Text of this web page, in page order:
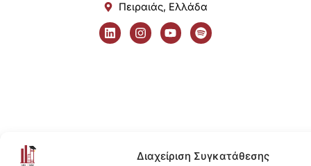
Διαχείριση Συγκατάθεσης
Πειραιάς, Ελλάδα
L
i
n
I
n
s
Y
o
u
S
p
o